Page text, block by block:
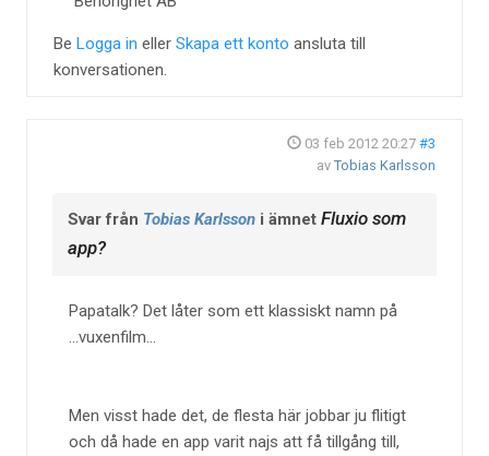
Be Logga in eller Skapa ett konto ansluta till
konversationen.
03 feb 2012 20:27 #3
av Tobias Karlsson
Svar från Tobias Karlsson i ämnet Fluxio som
app?
Papatalk? Det låter som ett klassiskt namn på
...vuxenfilm...
Men visst hade det, de flesta här jobbar ju flitigt
och då hade en app varit najs att få tillgång till,